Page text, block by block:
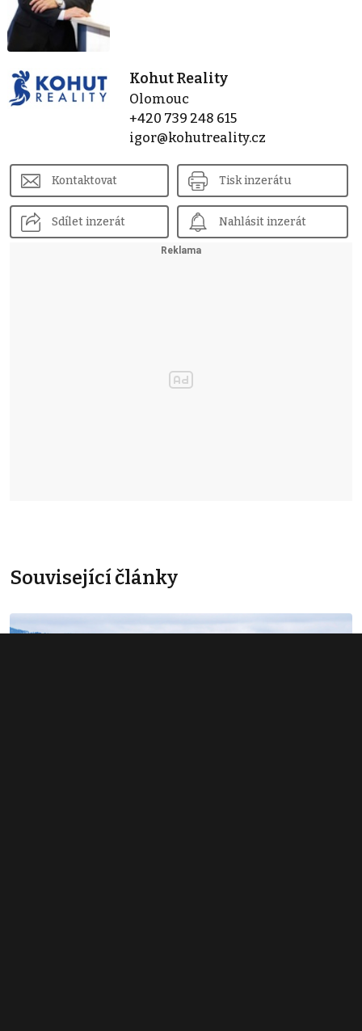
Kohut Reality
Olomouc
+420 739 248 615
igor@kohutreality.cz
Kontaktovat Tisk inzerátu
Sdílet inzerát Nahlásit inzerát
Související články